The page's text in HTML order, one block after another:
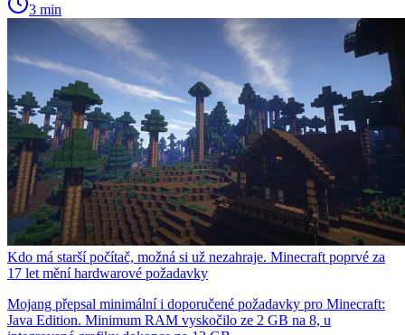
3 min
Kdo má starší počítač, možná si už nezahraje. Minecraft poprvé za
17 let mění hardwarové požadavky
Mojang přepsal minimální i doporučené požadavky pro Minecraft:
Java Edition. Minimum RAM vyskočilo ze 2 GB na 8, u